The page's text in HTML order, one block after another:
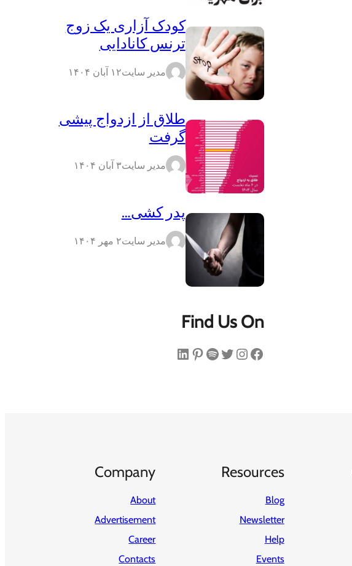
کودک آزاری یک زوج
ترنس کانادایی
مدیر سایت۱۲ آبان ۱۴۰۴
طلاق از ازدواج پیشی
گرفت
مدیر سایت۳ آبان ۱۴۰۴
پدر کشی…
مدیر سایت۲ مهر ۱۴۰۴
Find Us On
فیس‌بوک اینستاگرم توییتر اسپاتیفای پینترست لینکداین
Resources
Blog
Newsletter
Help
Events
Company
About
Advertisement
Career
Contacts